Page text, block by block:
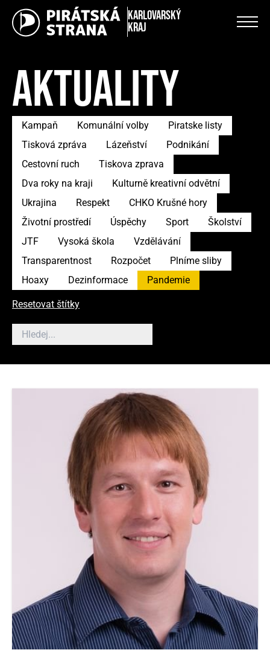
Karlovarský
kraj
AKTUALITY
Kampaň Komunální volby
Piratske listy
Tisková zpráva
Lázeňství
Podnikání
Cestovní ruch
Tiskova zprava
Dva roky na kraji
Kulturně kreativní odvětní
Ukrajina
Respekt
CHKO Krušné hory
Životní prostředí
Úspěchy Sport
Školství
JTF
Vysoká škola
Vzdělávání
Transparentnost
Rozpočet
Plníme sliby
Hoaxy
Dezinformace Pandemie
Resetovat štítky